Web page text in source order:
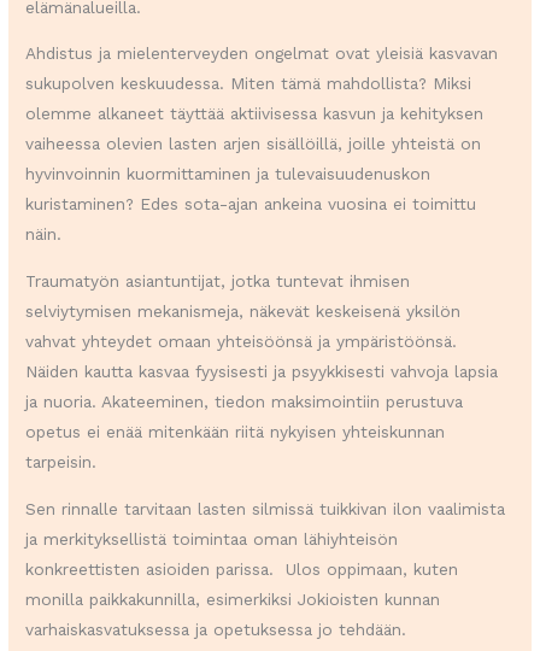
elämänalueilla.
Ahdistus ja mielenterveyden ongelmat ovat yleisiä kasvavan
sukupolven keskuudessa. Miten tämä mahdollista? Miksi
olemme alkaneet täyttää aktiivisessa kasvun ja kehityksen
vaiheessa olevien lasten arjen sisällöillä, joille yhteistä on
hyvinvoinnin kuormittaminen ja tulevaisuudenuskon
kuristaminen? Edes sota-ajan ankeina vuosina ei toimittu
näin.
Traumatyön asiantuntijat, jotka tuntevat ihmisen
selviytymisen mekanismeja, näkevät keskeisenä yksilön
vahvat yhteydet omaan yhteisöönsä ja ympäristöönsä.
Näiden kautta kasvaa fyysisesti ja psyykkisesti vahvoja lapsia
ja nuoria. Akateeminen, tiedon maksimointiin perustuva
opetus ei enää mitenkään riitä nykyisen yhteiskunnan
tarpeisin.
Sen rinnalle tarvitaan lasten silmissä tuikkivan ilon vaalimista
ja merkityksellistä toimintaa oman lähiyhteisön
konkreettisten asioiden parissa. Ulos oppimaan, kuten
monilla paikkakunnilla, esimerkiksi Jokioisten kunnan
varhaiskasvatuksessa ja opetuksessa jo tehdään.